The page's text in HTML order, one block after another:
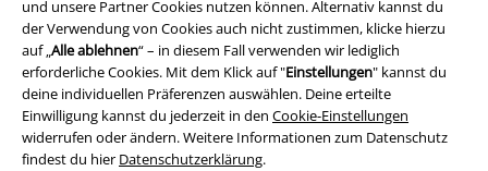
und unsere Partner Cookies nutzen können. Alternativ kannst du
der Verwendung von Cookies auch nicht zustimmen, klicke hierzu
auf „Alle ablehnen“ – in diesem Fall verwenden wir lediglich
erforderliche Cookies. Mit dem Klick auf "Einstellungen" kannst du
deine individuellen Präferenzen auswählen. Deine erteilte
Einwilligung kannst du jederzeit in den Cookie-Einstellungen
widerrufen oder ändern. Weitere Informationen zum Datenschutz
findest du hier Datenschutzerklärung.
A Warner Music Group Company